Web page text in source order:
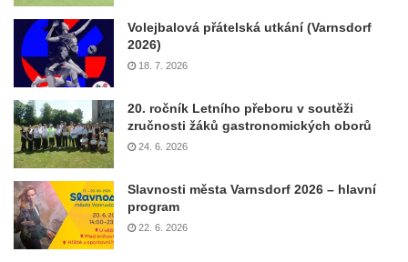
Volejbalová přátelská utkání (Varnsdorf
2026)
18. 7. 2026
20. ročník Letního přeboru v soutěži
zručnosti žáků gastronomických oborů
24. 6. 2026
Slavnosti města Varnsdorf 2026 – hlavní
program
22. 6. 2026